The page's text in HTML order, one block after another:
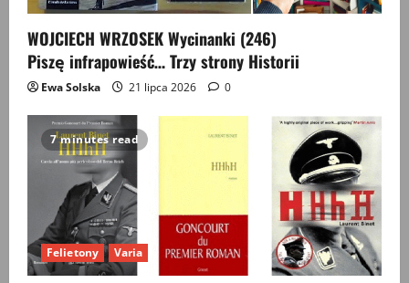
WOJCIECH WRZOSEK Wycinanki (246)
Piszę infrapowieść… Trzy strony Historii
Ewa Solska 21 lipca 2026 0
7 minutes read
Felietony Varia